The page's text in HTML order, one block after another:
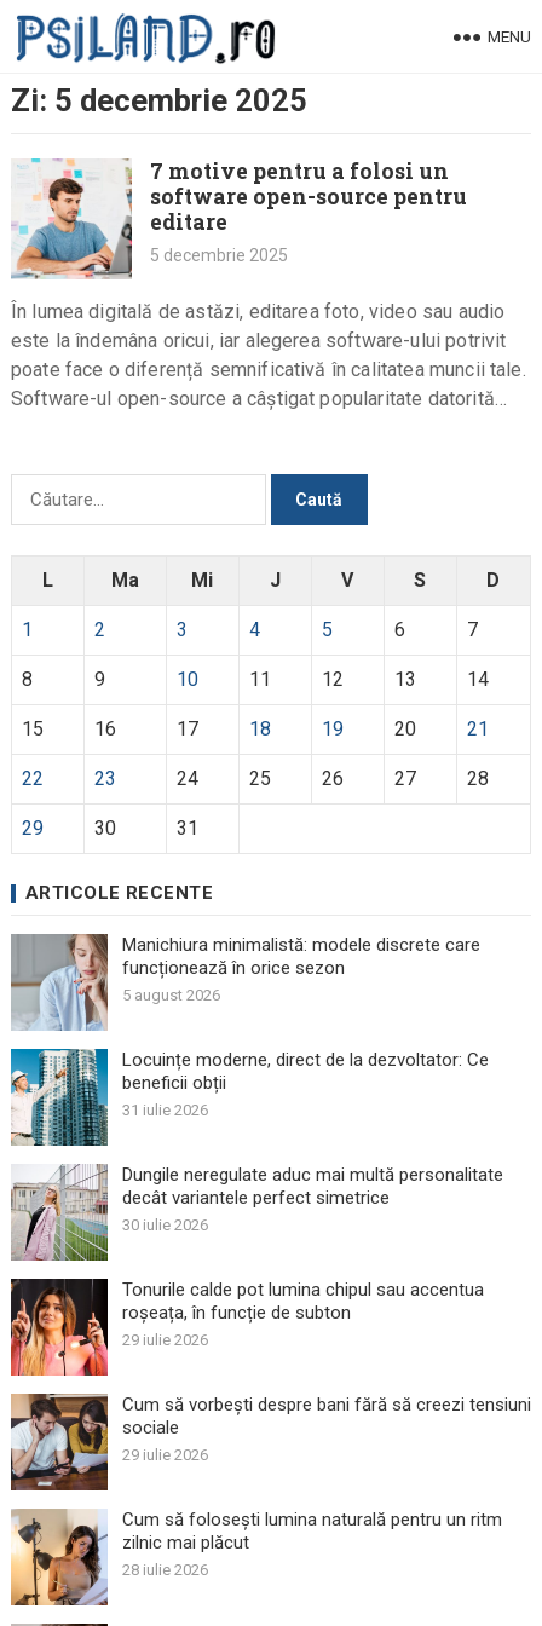
Skip
MENU
Zi: 5 decembrie 2025
7 motive pentru a folosi un
software open-source pentru
editare
5 decembrie 2025
În lumea digitală de astăzi, editarea foto, video sau audio
este la îndemâna oricui, iar alegerea software-ului potrivit
poate face o diferență semnificativă în calitatea muncii tale.
Software-ul open-source a câștigat popularitate datorită
Caută
L Ma Mi J V S D
1 2 3 4 5 6 7
8 9 10 11 12 13 14
15 16 17 18 19 20 21
22 23 24 25 26 27 28
29 30 31
ARTICOLE RECENTE
Manichiura minimalistă: modele discrete care
funcționează în orice sezon
5 august 2026
Locuințe moderne, direct de la dezvoltator: Ce
beneficii obții
31 iulie 2026
Dungile neregulate aduc mai multă personalitate
decât variantele perfect simetrice
30 iulie 2026
Tonurile calde pot lumina chipul sau accentua
roșeața, în funcție de subton
29 iulie 2026
Cum să vorbești despre bani fără să creezi tensiuni
sociale
29 iulie 2026
Cum să folosești lumina naturală pentru un ritm
zilnic mai plăcut
28 iulie 2026